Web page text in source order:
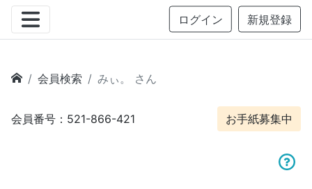
ログイン 新規登録
会員検索 みぃ。 さん
会員番号：521-866-421 お手紙募集中